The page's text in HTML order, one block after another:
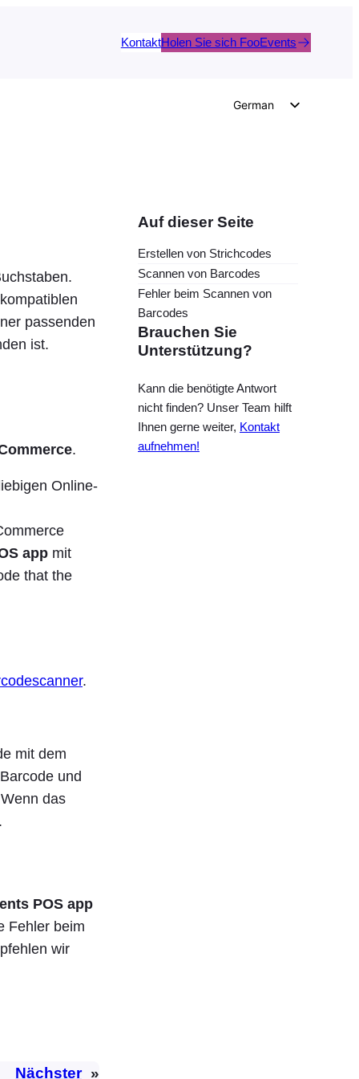
KontaktHolen Sie sich FooEvents
German
Polish
Greek
passenden
ist.
.
Online-
app mit
that the
.
mit dem
und
das
.
POS app
Fehler beim
wir
Nächster »
Auf dieser Seite
Erstellen von Strichcodes
Scannen von Barcodes
Fehler beim Scannen von
Barcodes
Brauchen Sie
Unterstützung?
Kann die benötigte Antwort
nicht finden? Unser Team hilft
Ihnen gerne weiter, Kontakt
aufnehmen!